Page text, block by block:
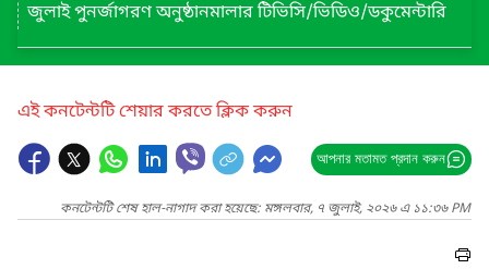
জুলাই পুনর্জাগরণ অনুষ্ঠানমালার টিভিসি/ভিডিও/ডকুমেন্টারি
এই কনটেন্টটি শেয়ার করতে ক্লিক করুন
আপনার মতামত প্রদান করুন
কনটেন্টটি শেষ হাল-নাগাদ করা হয়েছে: মঙ্গলবার, ৭ জুলাই, ২০২৬ এ ১১:৩৬ PM